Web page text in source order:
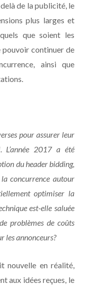
de la publicité, le
plus larges et
que soient les
pouvoir continuer de
ainsi que
pour assurer leur
L’année 2017 a été
du header bidding,
concurrence autour
optimiser la
est-elle saluée
problèmes de coûts
les annonceurs?
nouvelle en réalité,
aux idées reçues, le